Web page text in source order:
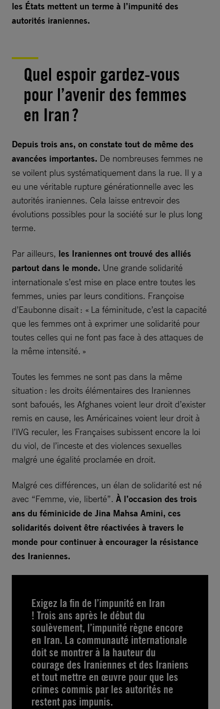
les États mettent un terme à l’impunité des
autorités iraniennes.
Quel espoir gardez-vous
pour l’avenir des femmes
en Iran ?
Depuis trois ans, on constate tout de même des
avancées importantes. De nombreuses femmes ne
se voilent plus systématiquement dans la rue. Il y a
eu une véritable rupture générationnelle avec les
autorités iraniennes. Cela laisse entrevoir des
évolutions possibles pour la société sur le plus long
terme.
Par ailleurs, les Iraniennes ont trouvé des alliés
partout dans le monde. Une grande solidarité
internationale s’est mise en place entre toutes les
femmes, unies par leurs conditions. Françoise
d’Eaubonne disait : « La féminitude, c’est la capacité
que les femmes ont à exprimer une solidarité pour
toutes celles qui ne font pas face à des attaques de
la même intensité. »
Toutes les femmes ne sont pas dans la même
situation : les droits élémentaires des Iraniennes
sont bafoués, les Afghanes voient leur droit d’exister
remis en cause, les Américaines voient leur droit à
l’IVG reculer, les Françaises subissent encore la loi
du viol, de l’inceste et des violences sexuelles
malgré une égalité proclamée en droit.
Malgré ces différences, un élan de solidarité est né
avec “Femme, vie, liberté”. À l’occasion des trois
ans du féminicide de Jina Mahsa Amini, ces
solidarités doivent être réactivées à travers le
monde pour continuer à encourager la résistance
des Iraniennes.
Exigez la fin de l’impunité en Iran
! Trois ans après le début du
soulèvement, l’impunité règne encore
en Iran. La communauté internationale
doit se montrer à la hauteur du
courage des Iraniennes et des Iraniens
et tout mettre en œuvre pour que les
crimes commis par les autorités ne
restent pas impunis.